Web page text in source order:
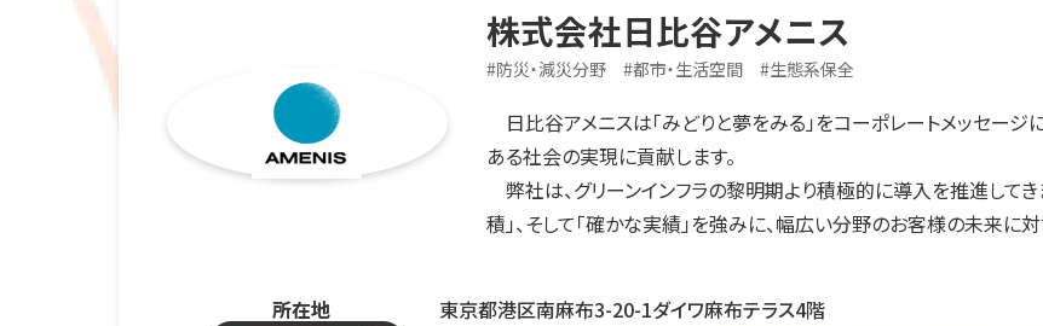
株式会社日比谷アメニス
#防災・減災分野 #都市・生活空間 #生態系保全
日比谷アメニスは「みどりと夢をみる」をコーポレートメッセージ
ある社会の実現に貢献します。
弊社は、グリーンインフラの黎明期より積極的に導入を推進してき
積」、そして「確かな実績」を強みに、幅広い分野のお客様の未来に
所在地 東京都港区南麻布3-20-1ダイワ麻布テラス4階